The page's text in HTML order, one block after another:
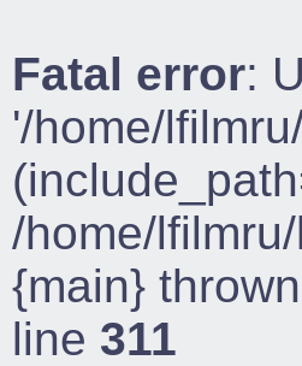
Fatal error:
'/home/
/home/
{main}
line 311